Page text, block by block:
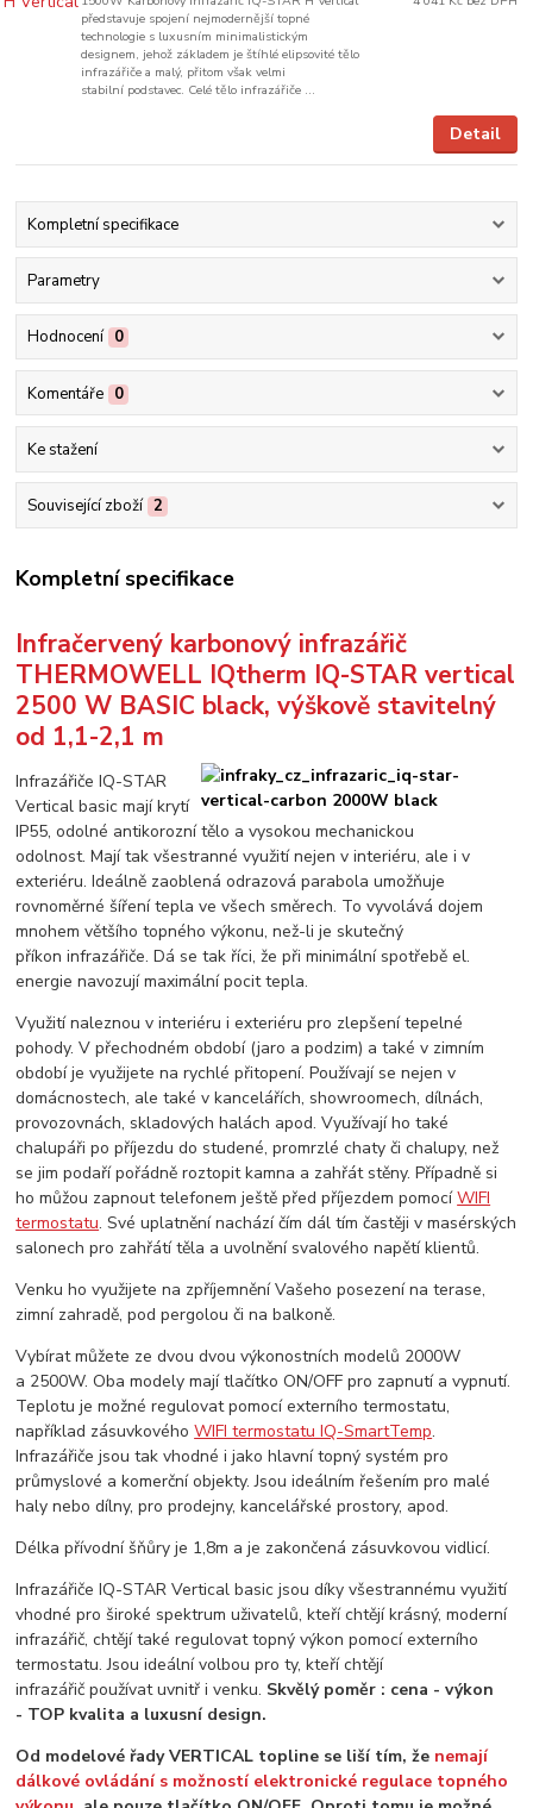
představuje spojení nejmodernější topné
technologie s luxusním minimalistickým
designem, jehož základem je štíhlé elipsovité tělo
infrazářiče a malý, přitom však velmi
stabilní podstavec. Celé tělo infrazářiče ...
Detail
Kompletní specifikace
Parametry
Hodnocení 0
Komentáře 0
Ke stažení
Související zboží 2
Kompletní specifikace
Infračervený karbonový infrazářič
THERMOWELL IQtherm IQ-STAR vertical
2500 W BASIC black, výškově stavitelný
od 1,1-2,1 m
Infrazářiče IQ-STAR
Vertical basic mají krytí
IP55, odolné antikorozní tělo a vysokou mechanickou
odolnost. Mají tak všestranné využití nejen v interiéru, ale i v
exteriéru. Ideálně zaoblená odrazová parabola umožňuje
rovnoměrné šíření tepla ve všech směrech. To vyvolává dojem
mnohem většího topného výkonu, než-li je skutečný
příkon infrazářiče. Dá se tak říci, že při minimální spotřebě el.
energie navozují maximální pocit tepla.
Využití naleznou v interiéru i exteriéru pro zlepšení tepelné
pohody. V přechodném období (jaro a podzim) a také v zimním
období je využijete na rychlé přitopení. Používají se nejen v
domácnostech, ale také v kancelářích, showroomech, dílnách,
provozovnách, skladových halách apod. Využívají ho také
chalupáři po příjezdu do studené, promrzlé chaty či chalupy, než
se jim podaří pořádně roztopit kamna a zahřát stěny. Případně si
ho můžou zapnout telefonem ještě před příjezdem pomocíWIFI
termostatu. Své uplatnění nachází čím dál tím častěji v masérských
salonech pro zahřátí těla a uvolnění svalového napětí klientů.
Venku ho využijete na zpříjemnění Vašeho posezení na terase,
zimní zahradě, pod pergolou či na balkoně.
Vybírat můžete ze dvou dvou výkonostních modelů 2000W
a 2500W. Oba modely mají tlačítko ON/OFF pro zapnutí a vypnutí.
Teplotu je možné regulovat pomocí externího termostatu,
například zásuvkovéhoWIFI termostatu IQ-SmartTemp.
Infrazářiče jsou tak vhodné i jako hlavní topný systém pro
průmyslové a komerční objekty. Jsou ideálním řešením pro malé
haly nebo dílny, pro prodejny, kancelářské prostory, apod.
Délka přívodní šňůry je 1,8m a je zakončená zásuvkovou vidlicí.
Infrazářiče IQ-STAR Vertical basic jsou díky všestrannému využití
vhodné pro široké spektrum uživatelů, kteří chtějí krásný, moderní
infrazářič, chtějí také regulovat topný výkon pomocí externího
termostatu. Jsou ideální volbou pro ty, kteří chtějí
infrazářič používat uvnitř i venku. Skvělý poměr : cena - výkon
- TOP kvalita a luxusní design.
Od modelové řady VERTICAL topline se liší tím, že nemají
dálkové ovládání s možností elektronické regulace topného